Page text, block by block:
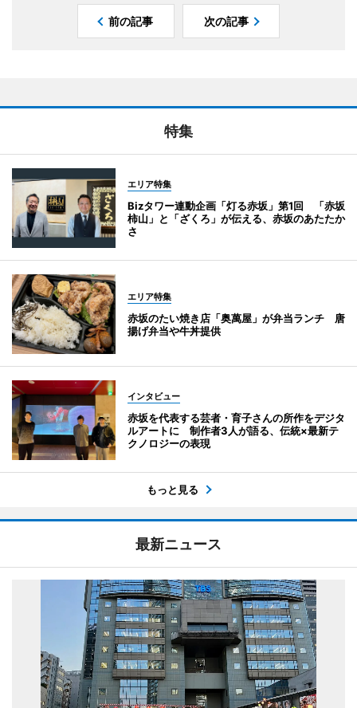
前の記事 次の記事
特集
エリア特集
Bizタワー連動企画「灯る赤坂」第1回 「赤坂
柿山」と「ざくろ」が伝える、赤坂のあたたか
さ
エリア特集
赤坂のたい焼き店「奥萬屋」が弁当ランチ 唐
揚げ弁当や牛丼提供
インタビュー
赤坂を代表する芸者・育子さんの所作をデジタ
ルアートに 制作者3人が語る、伝統×最新テ
クノロジーの表現
もっと見る
最新ニュース